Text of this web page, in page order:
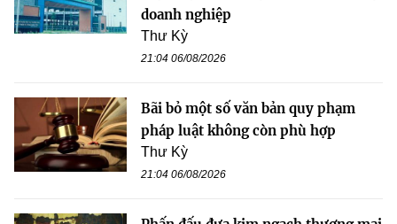
doanh nghiệp
Thư Kỳ
21:04 06/08/2026
Bãi bỏ một số văn bản quy phạm
pháp luật không còn phù hợp
Thư Kỳ
21:04 06/08/2026